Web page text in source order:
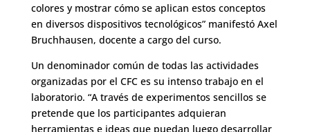
colores y mostrar cómo se aplican estos conceptos
en diversos dispositivos tecnológicos” manifestó Axel
Bruchhausen, docente a cargo del curso.
Un denominador común de todas las actividades
organizadas por el CFC es su intenso trabajo en el
laboratorio. “A través de experimentos sencillos se
pretende que los participantes adquieran
herramientas e ideas que puedan luego desarrollar